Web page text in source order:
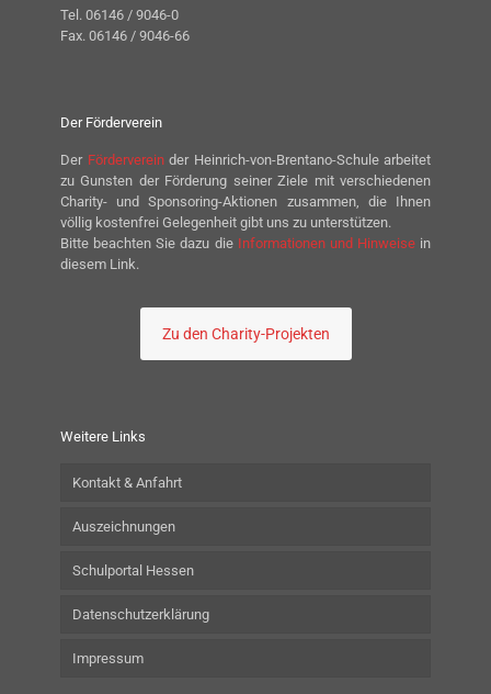
Tel. 06146 / 9046-0
Fax. 06146 / 9046-66
Der Förderverein
Der Fördervereinder Heinrich-von-Brentano-Schule arbeitet
zu Gunsten der Förderung seiner Ziele mit verschiedenen
Charity- und Sponsoring-Aktionen zusammen, die Ihnen
völlig kostenfrei Gelegenheit gibt uns zu unterstützen.
Bitte beachten Sie dazu die Informationen und Hinweisein
diesem Link.
Zu den Charity-Projekten
Weitere Links
Kontakt & Anfahrt
Auszeichnungen
Schulportal Hessen
Datenschutzerklärung
Impressum